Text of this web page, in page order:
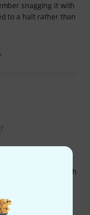
snagging it with
to a halt rather than
cable is very tough